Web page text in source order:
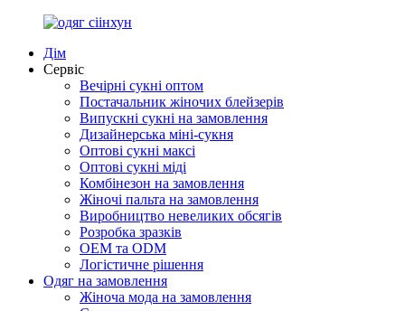
Дім
Сервіс
Вечірні сукні оптом
Постачальник жіночих блейзерів
Випускні сукні на замовлення
Дизайнерська міні-сукня
Оптові сукні максі
Оптові сукні міді
Комбінезон на замовлення
Жіночі пальта на замовлення
Виробництво невеликих обсягів
Розробка зразків
OEM та ODM
Логістичне рішення
Одяг на замовлення
Жіноча мода на замовлення